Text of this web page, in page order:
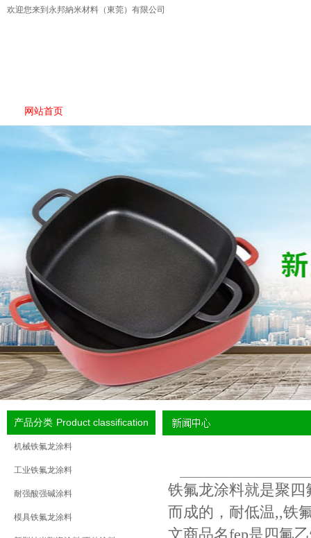
欢迎您来到永邦納米材料（東莞）有限公司
网站首页
产品分类 Product classification
机械铁氟龙涂料
工业铁氟龙涂料
耐强酸强碱涂料
模具铁氟龙涂料
铁氟龙涂料就是聚四
而成的，耐低温,,铁
文商品名fep是四氟